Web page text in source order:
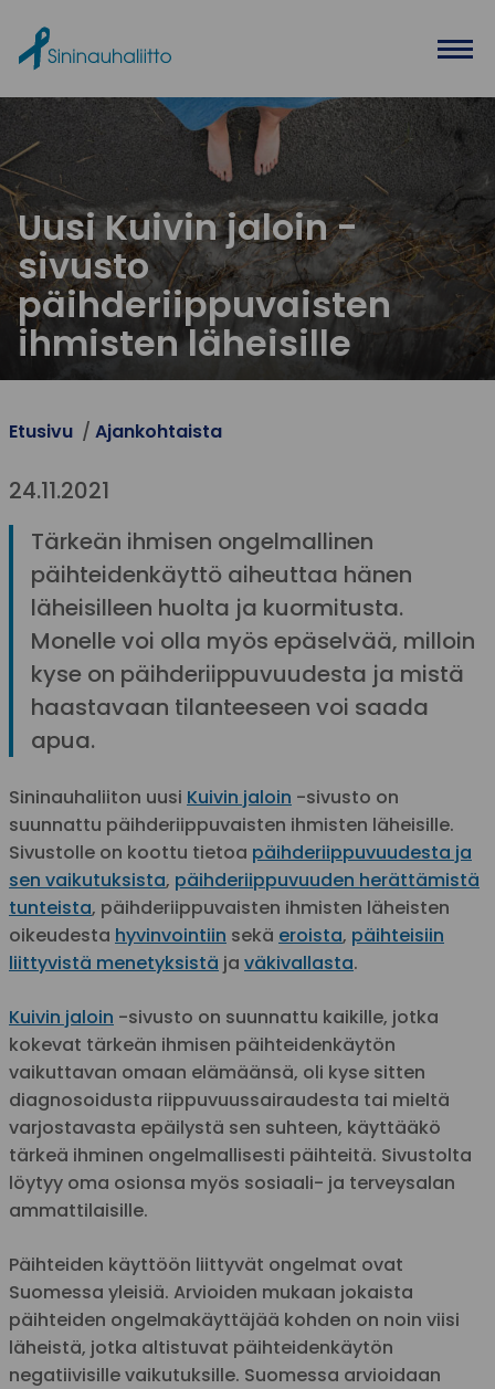
Uusi Kuivin jaloin -
sivusto
päihderiippuvaisten
ihmisten läheisille
Etusivu Ajankohtaista
24.11.2021
Tärkeän ihmisen ongelmallinen
päihteidenkäyttö aiheuttaa hänen
läheisilleen huolta ja kuormitusta.
Monelle voi olla myös epäselvää, milloin
kyse on päihderiippuvuudesta ja mistä
haastavaan tilanteeseen voi saada
apua.
Sininauhaliiton uusi Kuivin jaloin -sivusto on
suunnattu päihderiippuvaisten ihmisten läheisille.
Sivustolle on koottu tietoa päihderiippuvuudesta ja
sen vaikutuksista, päihderiippuvuuden herättämistä
tunteista, päihderiippuvaisten ihmisten läheisten
oikeudesta hyvinvointiin sekä eroista, päihteisiin
liittyvistä menetyksistä ja väkivallasta.
Kuivin jaloin -sivusto on suunnattu kaikille, jotka
kokevat tärkeän ihmisen päihteidenkäytön
vaikuttavan omaan elämäänsä, oli kyse sitten
diagnosoidusta riippuvuussairaudesta tai mieltä
varjostavasta epäilystä sen suhteen, käyttääkö
tärkeä ihminen ongelmallisesti päihteitä. Sivustolta
löytyy oma osionsa myös sosiaali- ja terveysalan
ammattilaisille.
Päihteiden käyttöön liittyvät ongelmat ovat
Suomessa yleisiä. Arvioiden mukaan jokaista
päihteiden ongelmakäyttäjää kohden on noin viisi
läheistä, jotka altistuvat päihteidenkäytön
negatiivisille vaikutuksille. Suomessa arvioidaan